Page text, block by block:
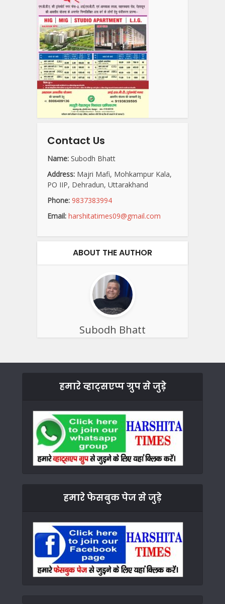
Contact Us
Name: Subodh Bhatt
Address: Majri Mafi, Mohkampur Kala,
PO IIP, Dehradun, Uttarakhand
Phone: 9837383994
Email: harshitatimes09@gmail.com
ABOUT THE AUTHOR
Subodh Bhatt
हमारे व्हाट्सएप्प ग्रुप से जुड़े
हमारे फेसबुक पेज से जुड़े